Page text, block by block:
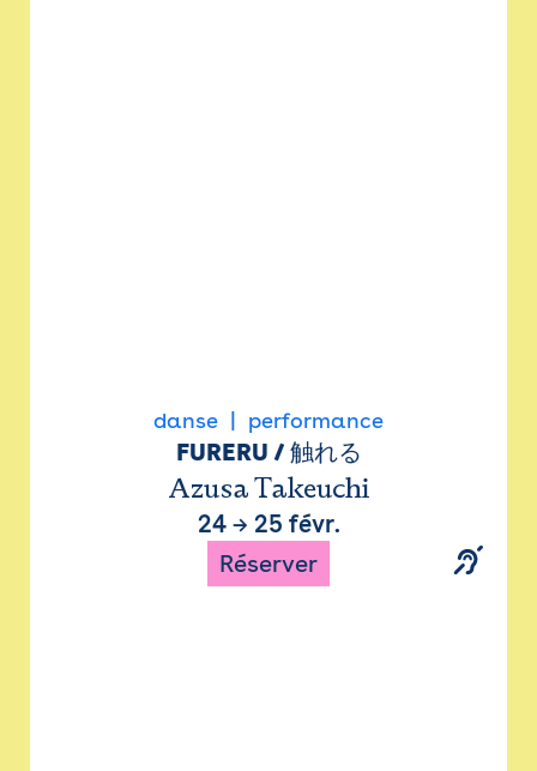
danse performance
FURERU / 触れる
Azusa Takeuchi
24→ 25 févr.
Réserver